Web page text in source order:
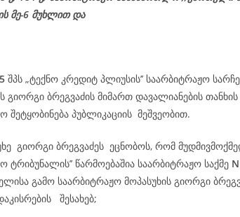
მე-6 მუხლით და
შპს „ტექნო კრედიტ პლიუსის’’ საარბიტრაჟო
გიორგი ბრეგვაძის მიმართ დავალიანების
შეტყობინება პუბლიკაციის მეშვეობით.
გიორგი ბრეგვაძეს ეცნობოს, რომ
წარმოებაშია საარბიტრაჟო საქმე
გამო საარბიტრაჟო მოპასუხის გიორგი
შესახებ;